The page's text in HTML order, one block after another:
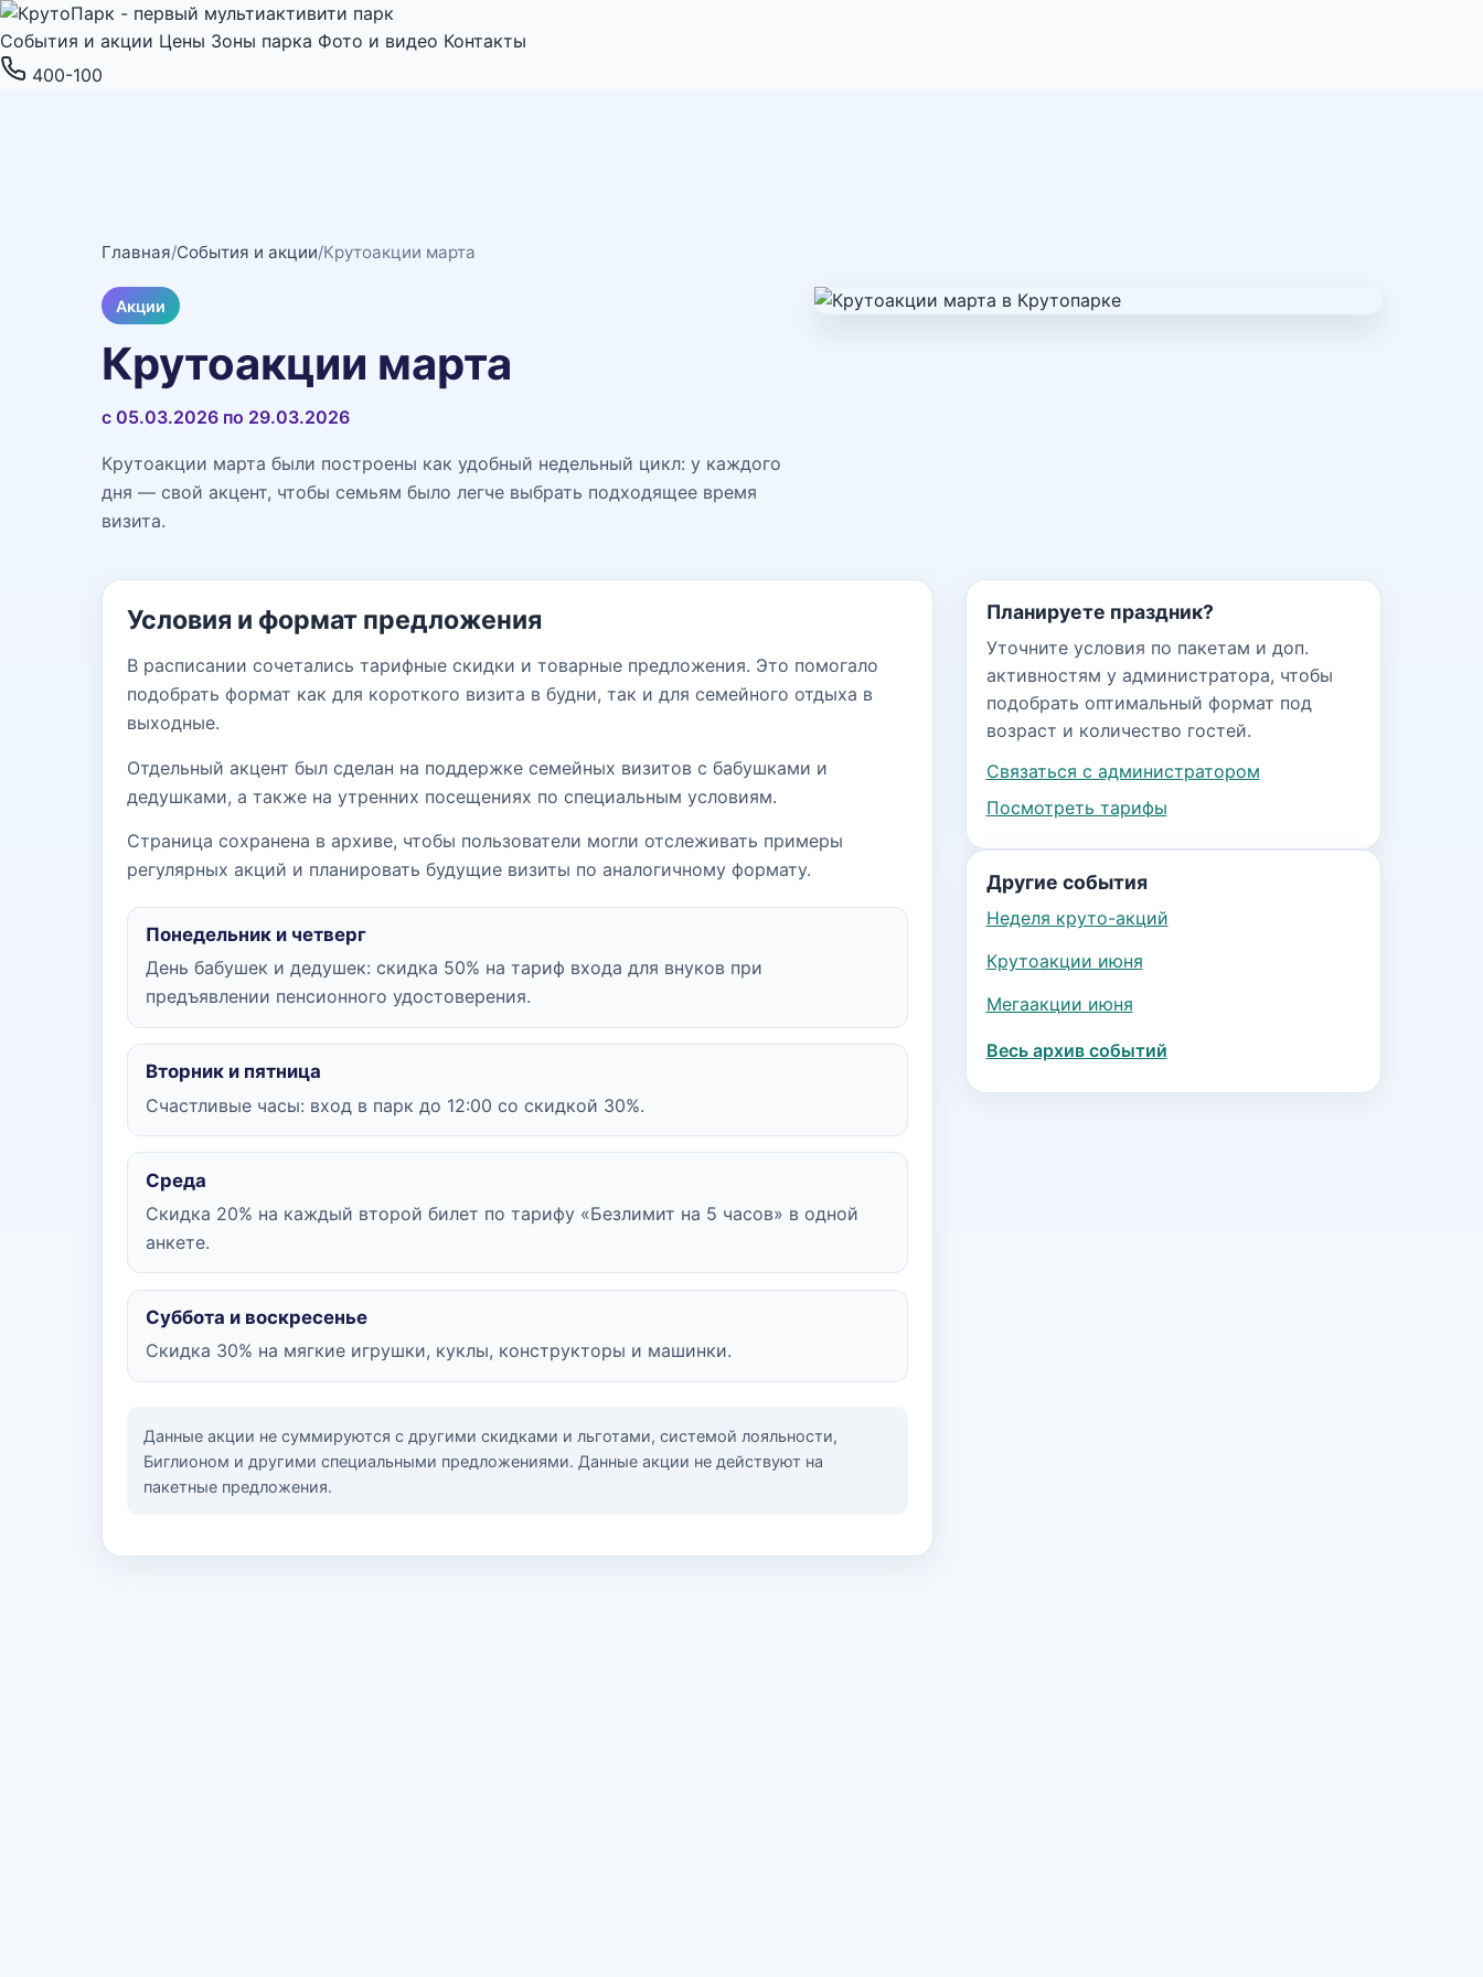
События и акции Цены Зоны парка Фото и видео Контакты
400-100
Главная/События и акции/Крутоакции марта
Акции
Крутоакции марта
с 05.03.2026 по 29.03.2026
Крутоакции марта были построены как удобный недельный цикл: у каждого
дня — свой акцент, чтобы семьям было легче выбрать подходящее время
визита.
Условия и формат предложения
В расписании сочетались тарифные скидки и товарные предложения. Это помогало
подобрать формат как для короткого визита в будни, так и для семейного отдыха в
выходные.
Отдельный акцент был сделан на поддержке семейных визитов с бабушками и
дедушками, а также на утренних посещениях по специальным условиям.
Страница сохранена в архиве, чтобы пользователи могли отслеживать примеры
регулярных акций и планировать будущие визиты по аналогичному формату.
Понедельник и четверг
День бабушек и дедушек: скидка 50% на тариф входа для внуков при
предъявлении пенсионного удостоверения.
Вторник и пятница
Счастливые часы: вход в парк до 12:00 со скидкой 30%.
Среда
Скидка 20% на каждый второй билет по тарифу «Безлимит на 5 часов» в одной
анкете.
Суббота и воскресенье
Скидка 30% на мягкие игрушки, куклы, конструкторы и машинки.
Данные акции не суммируются с другими скидками и льготами, системой лояльности,
Биглионом и другими специальными предложениями. Данные акции не действуют на
пакетные предложения.
Планируете праздник?
Уточните условия по пакетам и доп.
активностям у администратора, чтобы
подобрать оптимальный формат под
возраст и количество гостей.
Связаться с администратором
Посмотреть тарифы
Другие события
Неделя круто-акций
Крутоакции июня
Мегаакции июня
Весь архив событий